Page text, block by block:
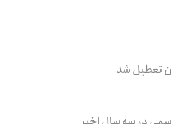
تعطیل شد